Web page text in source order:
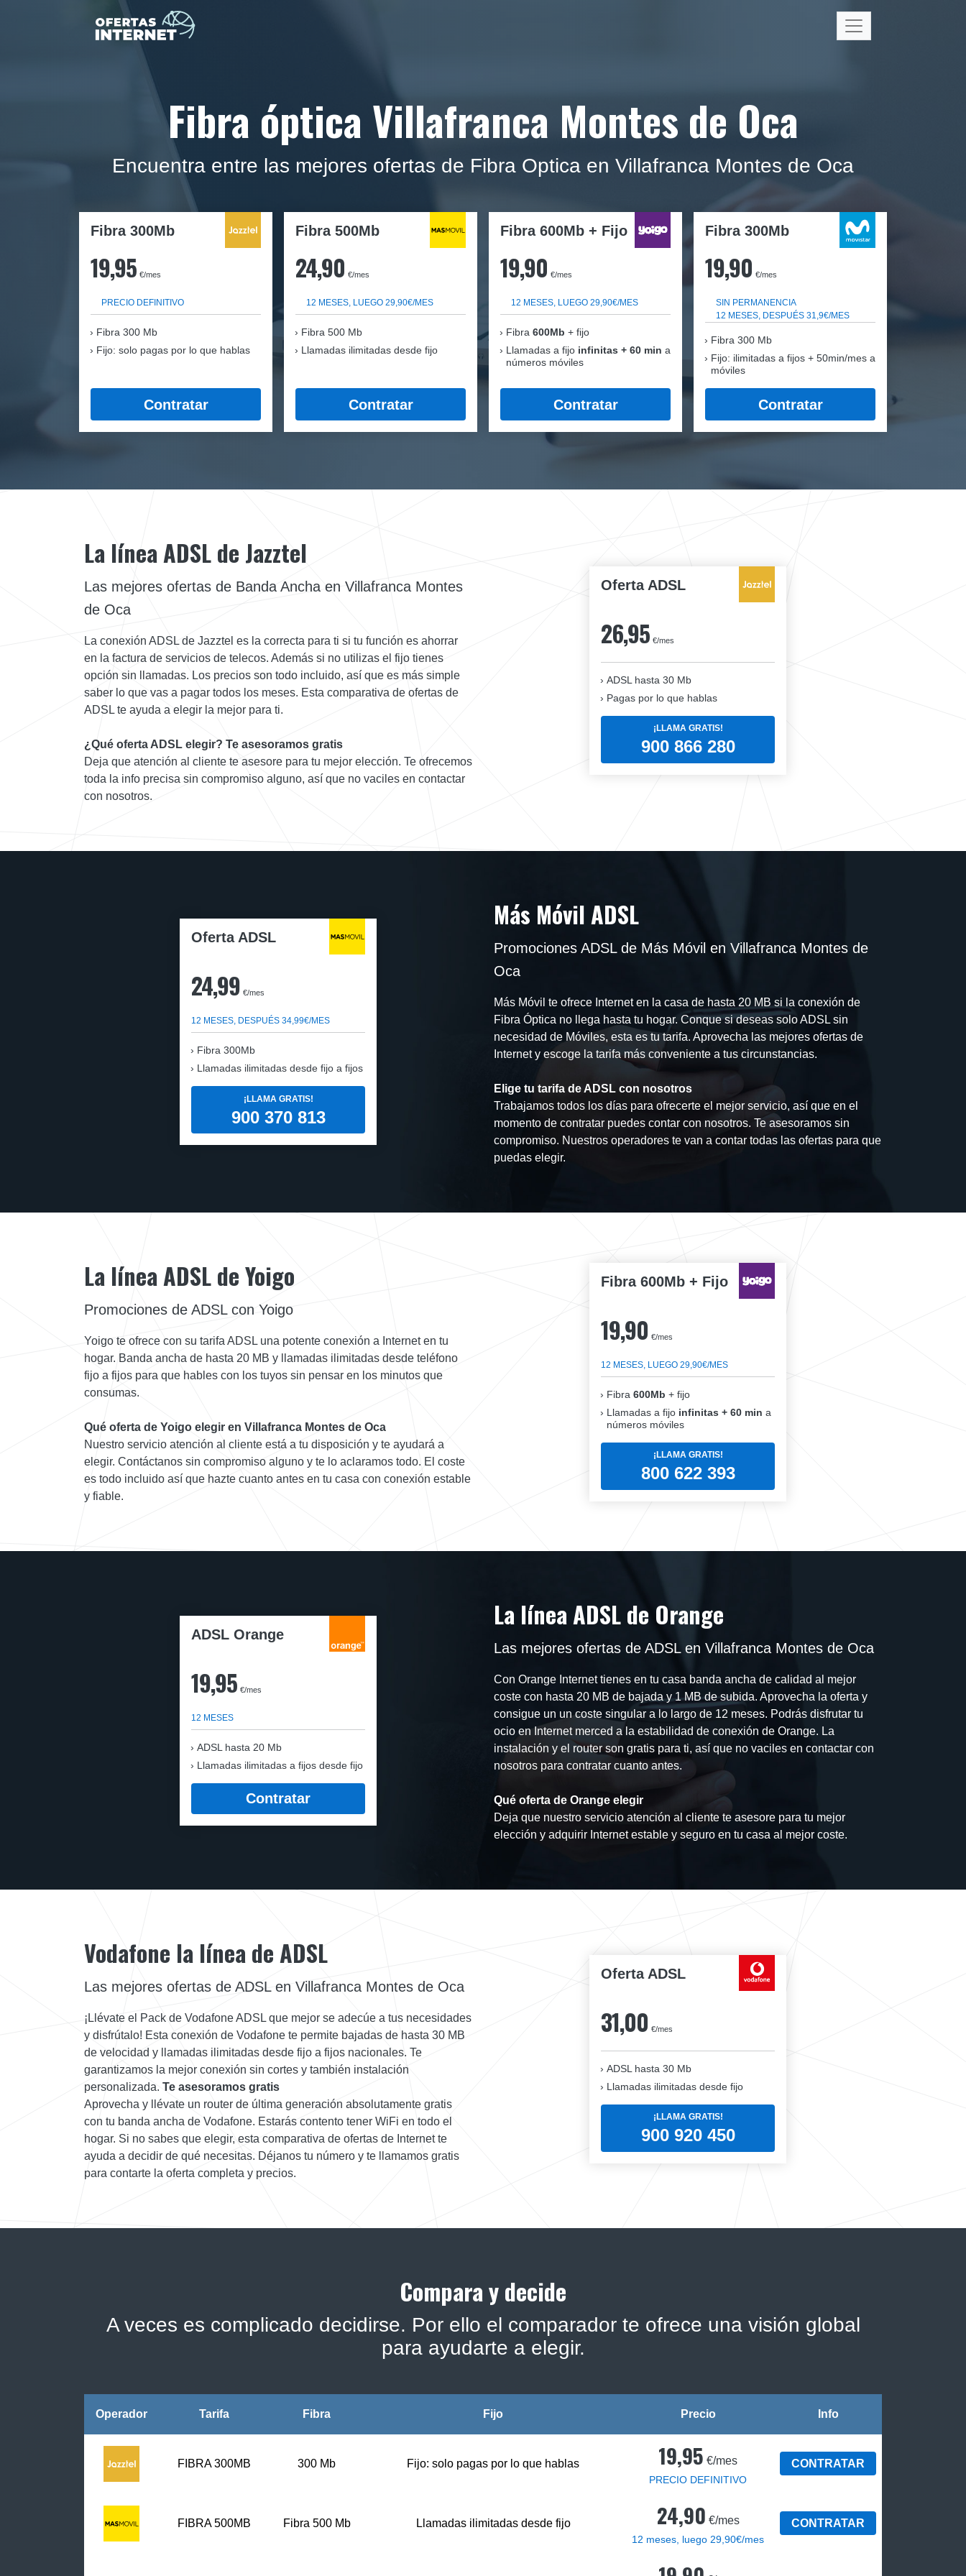
Fibra óptica Villafranca Montes de Oca
Encuentra entre las mejores ofertas de Fibra Optica en Villafranca Montes de Oca
Fibra 300Mb
19,95 €/mes
PRECIO DEFINITIVO
Fibra 300 Mb
Fijo: solo pagas por lo que hablas
Contratar
Fibra 500Mb
24,90 €/mes
12 MESES, LUEGO 29,90€/MES
Fibra 500 Mb
Llamadas ilimitadas desde fijo
Contratar
Fibra 600Mb + Fijo
19,90 €/mes
12 MESES, LUEGO 29,90€/MES
Fibra 600Mb + fijo
Llamadas a fijo infinitas + 60 min a
números móviles
Contratar
Fibra 300Mb
19,90 €/mes
SIN PERMANENCIA
12 MESES, DESPUÉS 31,9€/MES
Fibra 300 Mb
Fijo: ilimitadas a fijos + 50min/mes a
móviles
Contratar
Oferta ADSL
26,95 €/mes
ADSL hasta 30 Mb
Pagas por lo que hablas
¡LLAMA GRATIS!
900 866 280
La línea ADSL de Jazztel
Las mejores ofertas de Banda Ancha en Villafranca Montes
de Oca
La conexión ADSL de Jazztel es la correcta para ti si tu función es ahorrar
en la factura de servicios de telecos. Además si no utilizas el fijo tienes
opción sin llamadas. Los precios son todo incluido, así que es más simple
saber lo que vas a pagar todos los meses. Esta comparativa de ofertas de
ADSL te ayuda a elegir la mejor para ti.
¿Qué oferta ADSL elegir? Te asesoramos gratis
Deja que atención al cliente te asesore para tu mejor elección. Te ofrecemos
toda la info precisa sin compromiso alguno, así que no vaciles en contactar
con nosotros.
Oferta ADSL
24,99 €/mes
12 MESES, DESPUÉS 34,99€/MES
Fibra 300Mb
Llamadas ilimitadas desde fijo a fijos
¡LLAMA GRATIS!
900 370 813
Más Móvil ADSL
Promociones ADSL de Más Móvil en Villafranca Montes de
Oca
Más Móvil te ofrece Internet en la casa de hasta 20 MB si la conexión de
Fibra Óptica no llega hasta tu hogar. Conque si deseas solo ADSL sin
necesidad de Móviles, esta es tu tarifa. Aprovecha las mejores ofertas de
Internet y escoge la tarifa más conveniente a tus circunstancias.
Elige tu tarifa de ADSL con nosotros
Trabajamos todos los días para ofrecerte el mejor servicio, así que en el
momento de contratar puedes contar con nosotros. Te asesoramos sin
compromiso. Nuestros operadores te van a contar todas las ofertas para que
puedas elegir.
Fibra 600Mb + Fijo
19,90 €/mes
12 MESES, LUEGO 29,90€/MES
Fibra 600Mb + fijo
Llamadas a fijo infinitas + 60 min a
números móviles
¡LLAMA GRATIS!
800 622 393
La línea ADSL de Yoigo
Promociones de ADSL con Yoigo
Yoigo te ofrece con su tarifa ADSL una potente conexión a Internet en tu
hogar. Banda ancha de hasta 20 MB y llamadas ilimitadas desde teléfono
fijo a fijos para que hables con los tuyos sin pensar en los minutos que
consumas.
Qué oferta de Yoigo elegir en Villafranca Montes de Oca
Nuestro servicio atención al cliente está a tu disposición y te ayudará a
elegir. Contáctanos sin compromiso alguno y te lo aclaramos todo. El coste
es todo incluido así que hazte cuanto antes en tu casa con conexión estable
y fiable.
ADSL Orange
19,95 €/mes
12 MESES
ADSL hasta 20 Mb
Llamadas ilimitadas a fijos desde fijo
Contratar
La línea ADSL de Orange
Las mejores ofertas de ADSL en Villafranca Montes de Oca
Con Orange Internet tienes en tu casa banda ancha de calidad al mejor
coste con hasta 20 MB de bajada y 1 MB de subida. Aprovecha la oferta y
consigue un un coste singular a lo largo de 12 meses. Podrás disfrutar tu
ocio en Internet merced a la estabilidad de conexión de Orange. La
instalación y el router son gratis para ti, así que no vaciles en contactar con
nosotros para contratar cuanto antes.
Qué oferta de Orange elegir
Deja que nuestro servicio atención al cliente te asesore para tu mejor
elección y adquirir Internet estable y seguro en tu casa al mejor coste.
Oferta ADSL
31,00 €/mes
ADSL hasta 30 Mb
Llamadas ilimitadas desde fijo
¡LLAMA GRATIS!
900 920 450
Vodafone la línea de ADSL
Las mejores ofertas de ADSL en Villafranca Montes de Oca
¡Llévate el Pack de Vodafone ADSL que mejor se adecúe a tus necesidades
y disfrútalo! Esta conexión de Vodafone te permite bajadas de hasta 30 MB
de velocidad y llamadas ilimitadas desde fijo a fijos nacionales. Te
garantizamos la mejor conexión sin cortes y también instalación
personalizada. Te asesoramos gratis
Aprovecha y llévate un router de última generación absolutamente gratis
con tu banda ancha de Vodafone. Estarás contento tener WiFi en todo el
hogar. Si no sabes que elegir, esta comparativa de ofertas de Internet te
ayuda a decidir de qué necesitas. Déjanos tu número y te llamamos gratis
para contarte la oferta completa y precios.
Compara y decide
A veces es complicado decidirse. Por ello el comparador te ofrece una visión global
para ayudarte a elegir.
Operador Tarifa Fibra Fijo Precio Info
FIBRA 300MB 300 Mb Fijo: solo pagas por lo que hablas 19,95 €/mes
PRECIO DEFINITIVO
CONTRATAR
FIBRA500MB Fibra 500 Mb Llamadas ilimitadas desde fijo 24,90 €/mes
12 meses, luego 29,90€/mes
CONTRATAR